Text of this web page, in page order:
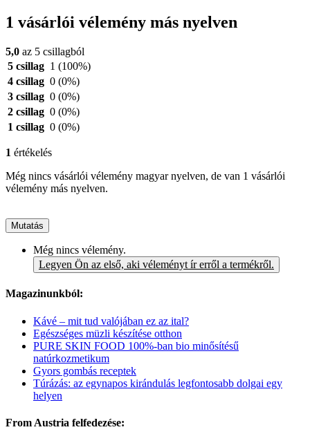
1 vásárlói vélemény más nyelven
5,0 az 5 csillagból
5 csillag 1 (100%)
4 csillag 0 (0%)
3 csillag 0 (0%)
2 csillag 0 (0%)
1 csillag 0 (0%)
1 értékelés
Még nincs vásárlói vélemény magyar nyelven, de van 1 vásárlói
vélemény más nyelven.
Mutatás
Még nincs vélemény.
Legyen Ön az első, aki véleményt ír erről a termékről.
Magazinunkból:
Kávé – mit tud valójában ez az ital?
Egészséges müzli készítése otthon
PURE SKIN FOOD 100%-ban bio minősítésű
natúrkozmetikum
Gyors gombás receptek
Túrázás: az egynapos kirándulás legfontosabb dolgai egy
helyen
From Austria felfedezése: